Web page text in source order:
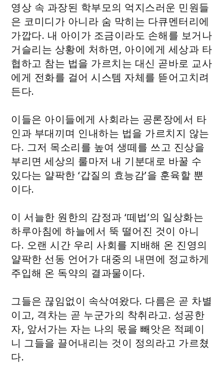
영상 속 과장된 학부모의 억지스러운 민원들
은 코미디가 아니라 숨 막히는 다큐멘터리에
가깝다. 내 아이가 조금이라도 손해를 보거나
거슬리는 상황에 처하면, 아이에게 세상과 타
협하고 참는 법을 가르치는 대신 곧바로 교사
에게 전화를 걸어 시스템 자체를 뜯어고치려
든다.
이들은 아이들에게 사회라는 공론장에서 타
인과 부대끼며 인내하는 법을 가르치지 않는
다. 그저 목소리를 높여 생떼를 쓰고 진상을
부리면 세상의 룰마저 내 기분대로 바꿀 수
있다는 얄팍한 ‘갑질의 효능감’을 훈육할 뿐
이다.
이 서늘한 원한의 감정과 ‘떼법’의 일상화는
하루아침에 하늘에서 뚝 떨어진 것이 아니
다. 오랜 시간 우리 사회를 지배해 온 진영의
얄팍한 선동 언어가 대중의 내면에 정교하게
주입해 온 독약의 결과물이다.
그들은 끊임없이 속삭여왔다. 다름은 곧 차별
이고, 격차는 곧 누군가의 착취라고. 성공한
자, 앞서가는 자는 나의 몫을 빼앗은 적폐이
니 그들을 끌어내리는 것이 정의라고 가르쳤
다.